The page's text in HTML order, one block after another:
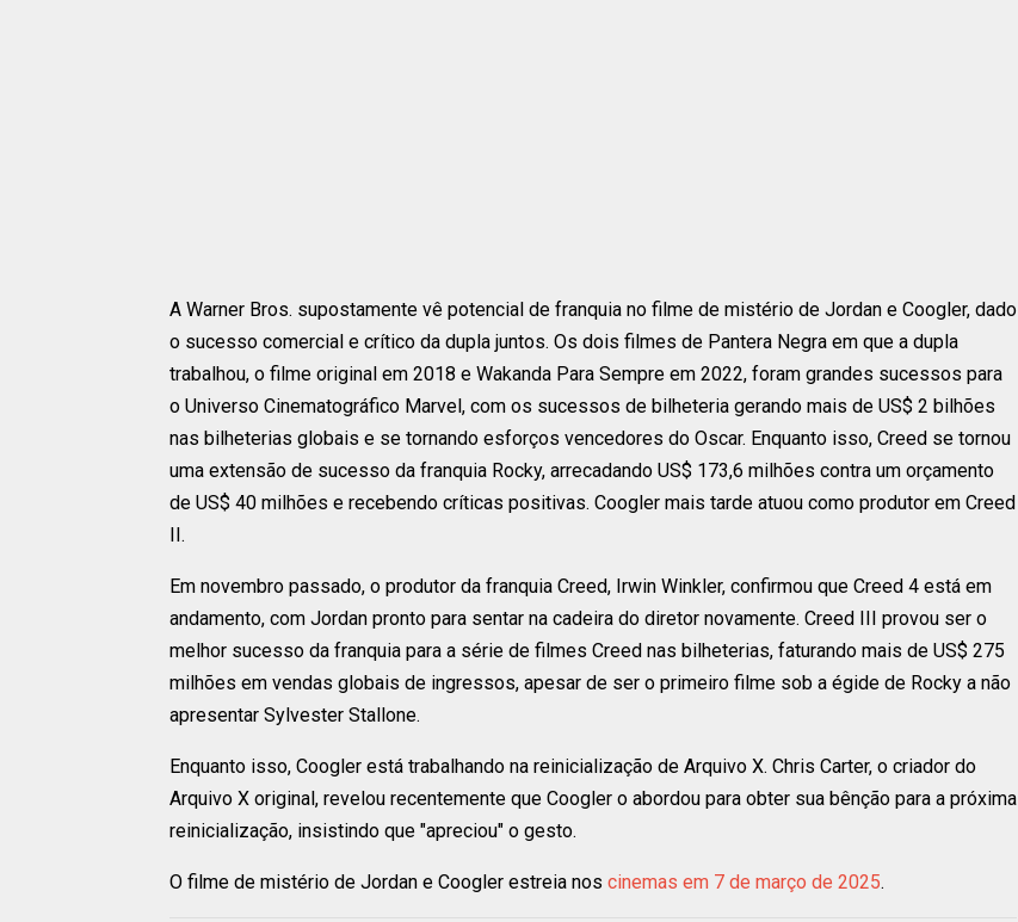
A Warner Bros. supostamente vê potencial de franquia no filme de mistério de Jordan e Coogler, dado
o sucesso comercial e crítico da dupla juntos. Os dois filmes de Pantera Negra em que a dupla
trabalhou, o filme original em 2018 e Wakanda Para Sempre em 2022, foram grandes sucessos para
o Universo Cinematográfico Marvel, com os sucessos de bilheteria gerando mais de US$ 2 bilhões
nas bilheterias globais e se tornando esforços vencedores do Oscar. Enquanto isso, Creed se tornou
uma extensão de sucesso da franquia Rocky, arrecadando US$ 173,6 milhões contra um orçamento
de US$ 40 milhões e recebendo críticas positivas. Coogler mais tarde atuou como produtor em Creed
II.
Em novembro passado, o produtor da franquia Creed, Irwin Winkler, confirmou que Creed 4 está em
andamento, com Jordan pronto para sentar na cadeira do diretor novamente. Creed III provou ser o
melhor sucesso da franquia para a série de filmes Creed nas bilheterias, faturando mais de US$ 275
milhões em vendas globais de ingressos, apesar de ser o primeiro filme sob a égide de Rocky a não
apresentar Sylvester Stallone.
Enquanto isso, Coogler está trabalhando na reinicialização de Arquivo X. Chris Carter, o criador do
Arquivo X original, revelou recentemente que Coogler o abordou para obter sua bênção para a próxima
reinicialização, insistindo que "apreciou" o gesto.
O filme de mistério de Jordan e Coogler estreia nos cinemas em 7 de março de 2025.